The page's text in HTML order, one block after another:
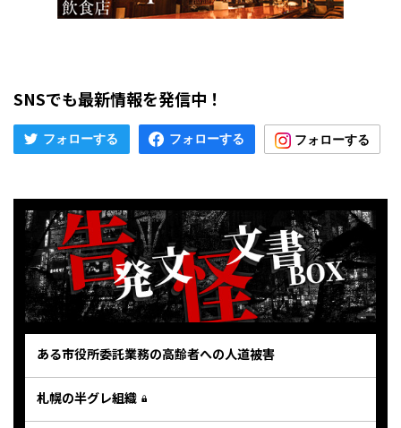
SNSでも最新情報を発信中！
ある市役所委託業務の高齢者への人道被害
札幌の半グレ組織